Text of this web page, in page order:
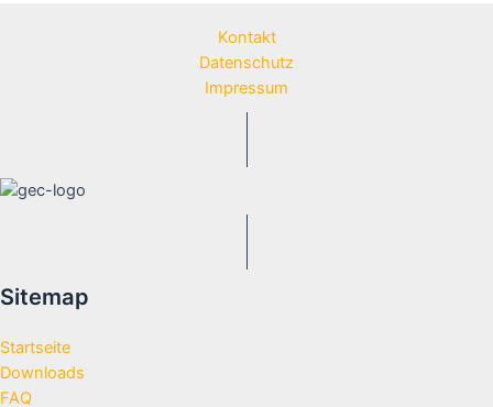
Kontakt
Datenschutz
Impressum
Sitemap
Startseite
Downloads
FAQ